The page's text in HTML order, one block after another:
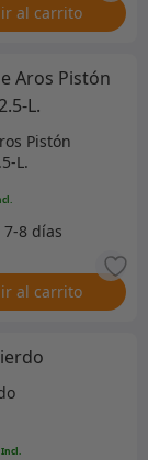
al carrito
Pistón
L.
al carrito